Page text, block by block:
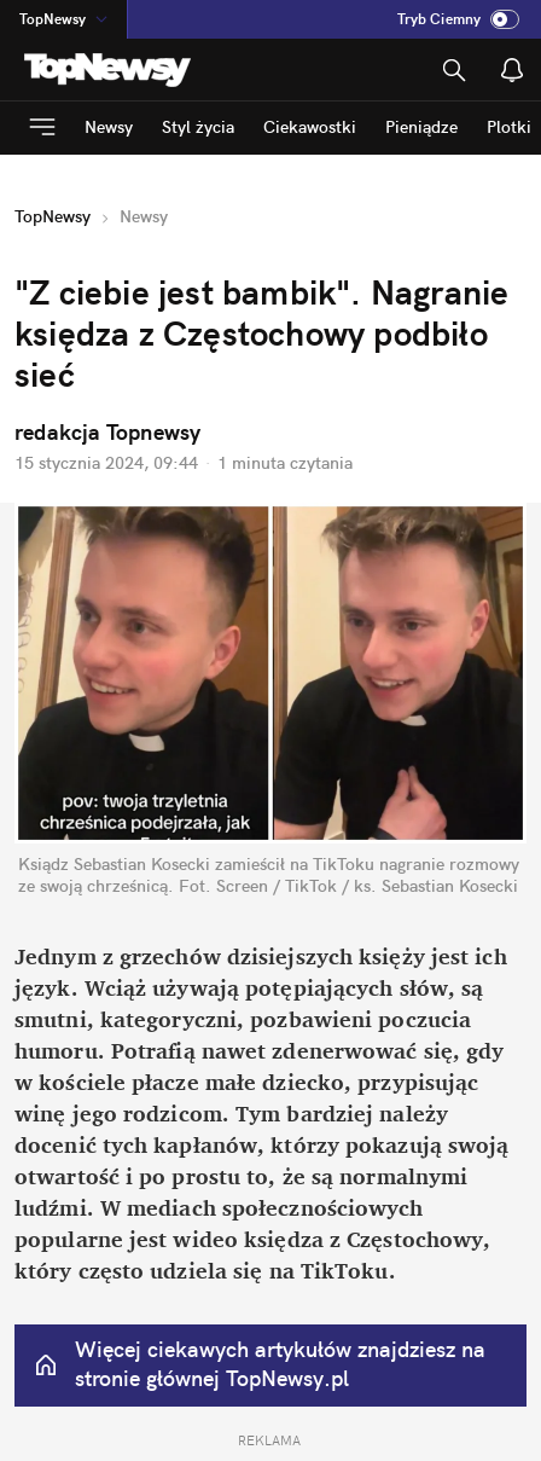
TopNewsy
na:Temat
INN:Poland
ASZ:dziennik
dad:HERO
Tryb Ciemny
Newsy Styl życia Ciekawostki Pieniądze Plotki
TopNewsy Newsy
"Z ciebie jest bambik". Nagranie
księdza z Częstochowy podbiło
sieć
redakcja Topnewsy
15 stycznia 2024, 09:44 · 1 minuta czytania
Ksiądz Sebastian Kosecki zamieścił na TikToku nagranie rozmowy
ze swoją chrześnicą. Fot. Screen / TikTok / ks. Sebastian Kosecki
Jednym z grzechów dzisiejszych księży jest ich
język. Wciąż używają potępiających słów, są
smutni, kategoryczni, pozbawieni poczucia
humoru. Potrafią nawet zdenerwować się, gdy
w kościele płacze małe dziecko, przypisując
winę jego rodzicom. Tym bardziej należy
docenić tych kapłanów, którzy pokazują swoją
otwartość i po prostu to, że są normalnymi
ludźmi. W mediach społecznościowych
popularne jest wideo księdza z Częstochowy,
który często udziela się na TikToku.
Więcej ciekawych artykułów znajdziesz na
stronie głównej TopNewsy.pl
REKLAMA